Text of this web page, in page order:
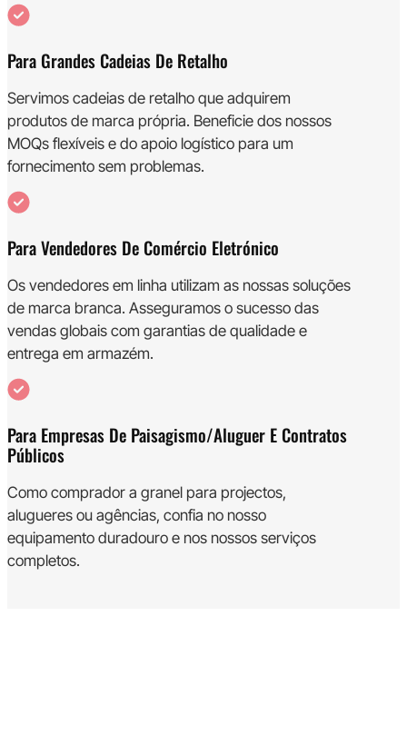
Para Grandes Cadeias De Retalho
Servimos cadeias de retalho que adquirem
produtos de marca própria. Beneficie dos nossos
MOQs flexíveis e do apoio logístico para um
fornecimento sem problemas.
Para Vendedores De Comércio Eletrónico
Os vendedores em linha utilizam as nossas soluções
de marca branca. Asseguramos o sucesso das
vendas globais com garantias de qualidade e
entrega em armazém.
Para Empresas De Paisagismo/aluguer E Contratos
Públicos
Como comprador a granel para projectos,
alugueres ou agências, confia no nosso
equipamento duradouro e nos nossos serviços
completos.